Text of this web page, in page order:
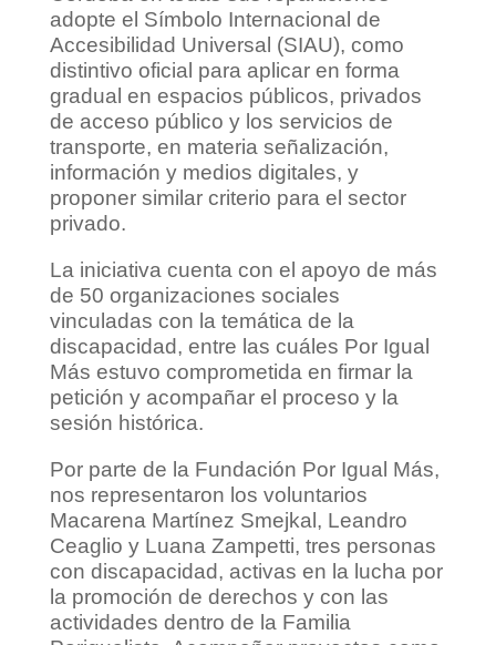
adopte el Símbolo Internacional de
Accesibilidad Universal (SIAU), como
distintivo oficial para aplicar en forma
gradual en espacios públicos, privados
de acceso público y los servicios de
transporte, en materia señalización,
información y medios digitales, y
proponer similar criterio para el sector
privado.
La iniciativa cuenta con el apoyo de más
de 50 organizaciones sociales
vinculadas con la temática de la
discapacidad, entre las cuáles Por Igual
Más estuvo comprometida en firmar la
petición y acompañar el proceso y la
sesión histórica.
Por parte de la Fundación Por Igual Más,
nos representaron los voluntarios
Macarena Martínez Smejkal, Leandro
Ceaglio y Luana Zampetti, tres personas
con discapacidad, activas en la lucha por
la promoción de derechos y con las
actividades dentro de la Familia